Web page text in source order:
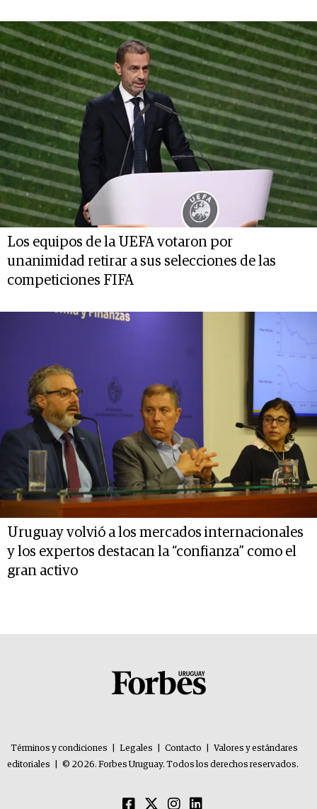
Los equipos de la UEFA votaron por
unanimidad retirar a sus selecciones de las
competiciones FIFA
Uruguay volvió a los mercados internacionales
y los expertos destacan la “confianza” como el
gran activo
Términos y condiciones Legales Contacto
Valores y estándares
editoriales
© 2026. Forbes Uruguay. Todos los derechos reservados.